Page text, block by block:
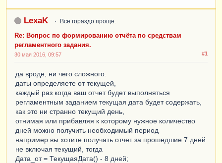
РеестрДвиженияПрибораСрезПоследних
ки МЕЖДУ &Дата_от И &Дата_до
                   |
И
РеестрДвиженияПрибораСрезПоследних
_регистр =
                   |
УПОРЯДОЧИТЬ
                   |
Запрос.УстановитьПараметр
Контрагент);
Запрос.УстановитьПараметр("Дата_от"
НачалоДня(Дата_от));
Запрос.УстановитьПараметр
КонецДня(Дата_до));
LexaK Все гораздо проще.
Re: Вопрос по формированию отчёта по средствам
регламентного задания.
#1
30 мая 2016, 09:57
да вроде, ни чего сложного.
даты определяете от текущей,
каждый раз когда ваш отчет будет выполняться
регламентным заданием текущая дата будет содержать,
как это ни странно текущий день,
отнимая или прибавляя к которому нужное количество
дней можно получить необходимый период
например вы хотите получать отчет за прошедшие 7 дней
не включая текущий, тогда
Дата_от = ТекущаяДата() - 8 дней;